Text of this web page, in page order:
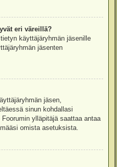
eri väreillä?
käyttäjäryhmän jäsenille
jäsenten
jäsen,
sinun kohdallasi
ylläpitäjä saattaa antaa
omista asetuksista.